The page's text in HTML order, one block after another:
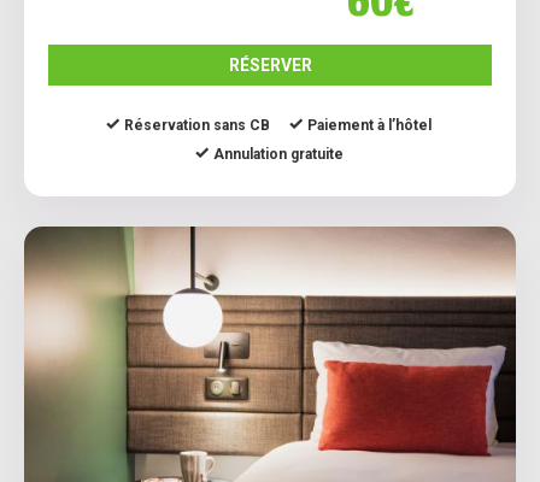
RÉSERVER
Réservation sans CB
Paiement à l’hôtel
Annulation gratuite